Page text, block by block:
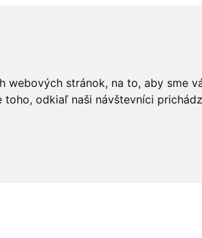
webových stránok, na to, aby sme
odkiaľ naši návštevníci